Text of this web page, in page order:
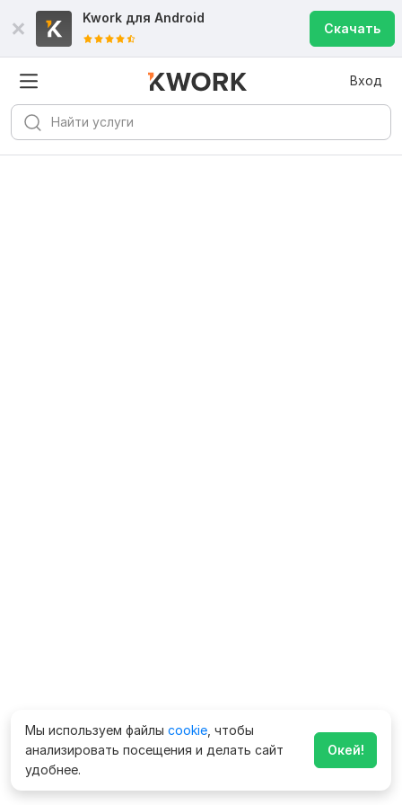
Kwork для Android
Скачать
Вход
Мы используем файлы cookie , чтобы
анализировать посещения и делать сайт
удобнее.
Окей!